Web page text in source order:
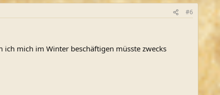
#6
mich im Winter beschäftigen müsste zwecks